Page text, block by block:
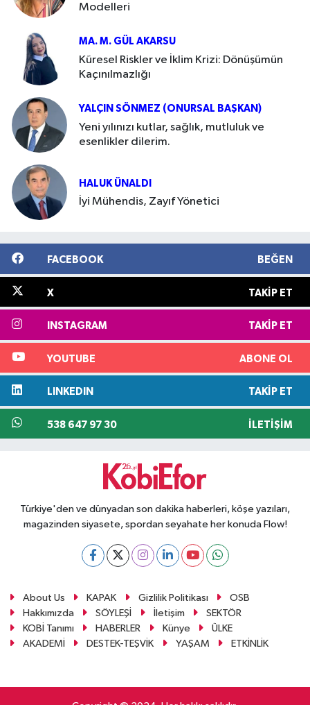
Modelleri
MA. M. GÜL AKARSU
Küresel Riskler ve İklim Krizi: Dönüşümün
Kaçınılmazlığı
YALÇIN SÖNMEZ (ONURSAL BAŞKAN)
Yeni yılınızı kutlar, sağlık, mutluluk ve
esenlikler dilerim.
HALUK ÜNALDI
İyi Mühendis, Zayıf Yönetici
FACEBOOK BEĞEN
X TAKIP ET
INSTAGRAM TAKIP ET
YOUTUBE ABONE OL
LINKEDIN TAKIP ET
538 647 97 30 İLETIŞIM
Türkiye'den ve dünyadan son dakika haberleri, köşe yazıları,
magazinden siyasete, spordan seyahate her konuda Flow!
About Us KAPAK Gizlilik Politikası
OSB
Hakkımızda
SÖYLEŞİ İletişim
SEKTÖR
KOBİ Tanımı
HABERLER Künye
ÜLKE
AKADEMİ
DESTEK-TEŞVİK YAŞAM ETKİNLİK